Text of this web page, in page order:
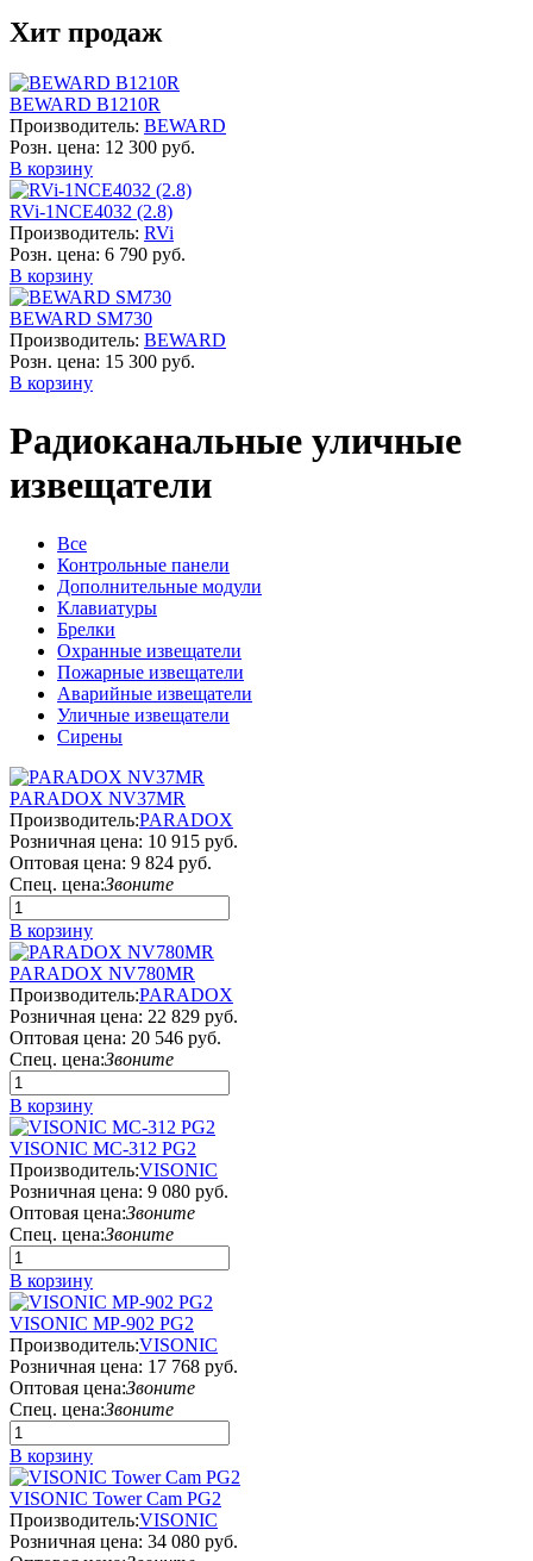
Хит продаж
BEWARD B1210R
Производитель: BEWARD
Розн. цена: 12 300 руб.
В корзину
RVi-1NCE4032 (2.8)
Производитель: RVi
Розн. цена: 6 790 руб.
В корзину
BEWARD SM730
Производитель: BEWARD
Розн. цена: 15 300 руб.
В корзину
Радиоканальные уличные
извещатели
Все
Контрольные панели
Дополнительные модули
Клавиатуры
Брелки
Охранные извещатели
Пожарные извещатели
Аварийные извещатели
Уличные извещатели
Сирены
PARADOX NV37MR
Производитель:PARADOX
Розничная цена: 10 915 руб.
Оптовая цена: 9 824 руб.
Спец. цена:Звоните
В корзину
PARADOX NV780MR
Производитель:PARADOX
Розничная цена: 22 829 руб.
Оптовая цена: 20 546 руб.
Спец. цена:Звоните
В корзину
VISONIC MC-312 PG2
Производитель:VISONIC
Розничная цена: 9 080 руб.
Оптовая цена:Звоните
Спец. цена:Звоните
В корзину
VISONIC MP-902 PG2
Производитель:VISONIC
Розничная цена: 17 768 руб.
Оптовая цена:Звоните
Спец. цена:Звоните
В корзину
VISONIC Tower Cam PG2
Производитель:VISONIC
Розничная цена: 34 080 руб.